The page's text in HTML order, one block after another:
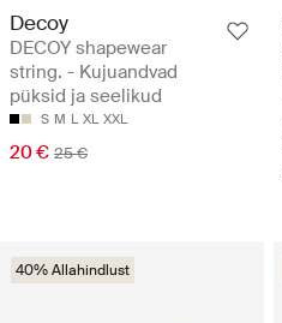
Decoy
DECOY shapewear
string. - Kujuandvad
püksid ja seelikud
S M L XL XXL
20 € 25 €
40% Allahindlust